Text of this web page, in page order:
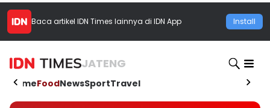
Baca artikel IDN Times lainnya di IDN App Install
JATENG
HomeFoodNewsSportTravel